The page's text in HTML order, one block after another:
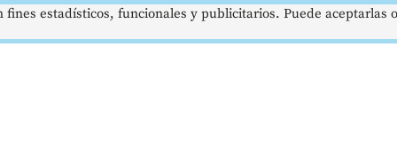
estadísticos, funcionales y publicitarios. Puede aceptarlas